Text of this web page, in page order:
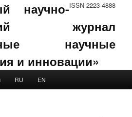
ISSN 2223-4888
научно-
журнал
научные
и инновации»
RU EN